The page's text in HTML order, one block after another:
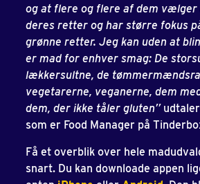
og at flere og flere af dem
deres retter og har større fokus
grønne retter. Jeg kan uden at
er mad for enhver smag: De
lækkersultne, de
vegetarerne, veganerne, dem
dem, der ikke tåler gluten’’
som er Food Manager på
Få et overblik over hele
snart. Du kan downloade appen